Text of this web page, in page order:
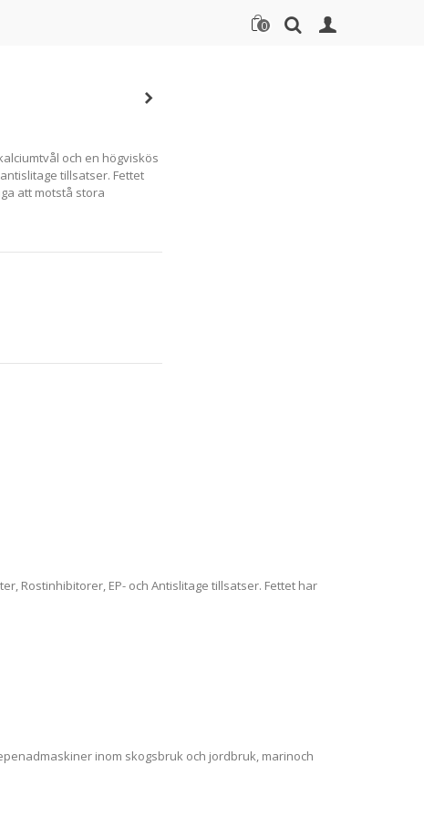
0
och en högviskös
tillsatser. Fettet
att motstå stora
Rostinhibitorer, EP- och Antislitage tillsatser. Fettet har
inom skogsbruk och jordbruk, marinoch